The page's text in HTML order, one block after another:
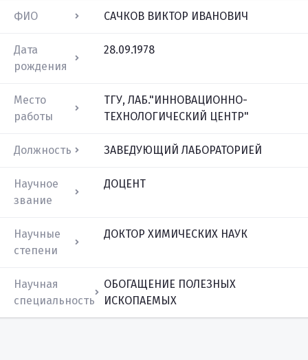
ФИО САЧКОВ ВИКТОР ИВАНОВИЧ
Дата
рождения
28.09.1978
Место
работы
ТГУ, ЛАБ."ИННОВАЦИОННО-
ТЕХНОЛОГИЧЕСКИЙ ЦЕНТР"
Должность ЗАВЕДУЮЩИЙ ЛАБОРАТОРИЕЙ
Научное
звание
ДОЦЕНТ
Научные
степени
ДОКТОР ХИМИЧЕСКИХ НАУК
Научная
специальность
ОБОГАЩЕНИЕ ПОЛЕЗНЫХ
ИСКОПАЕМЫХ